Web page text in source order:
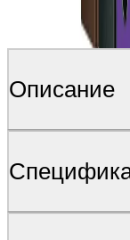
Описание